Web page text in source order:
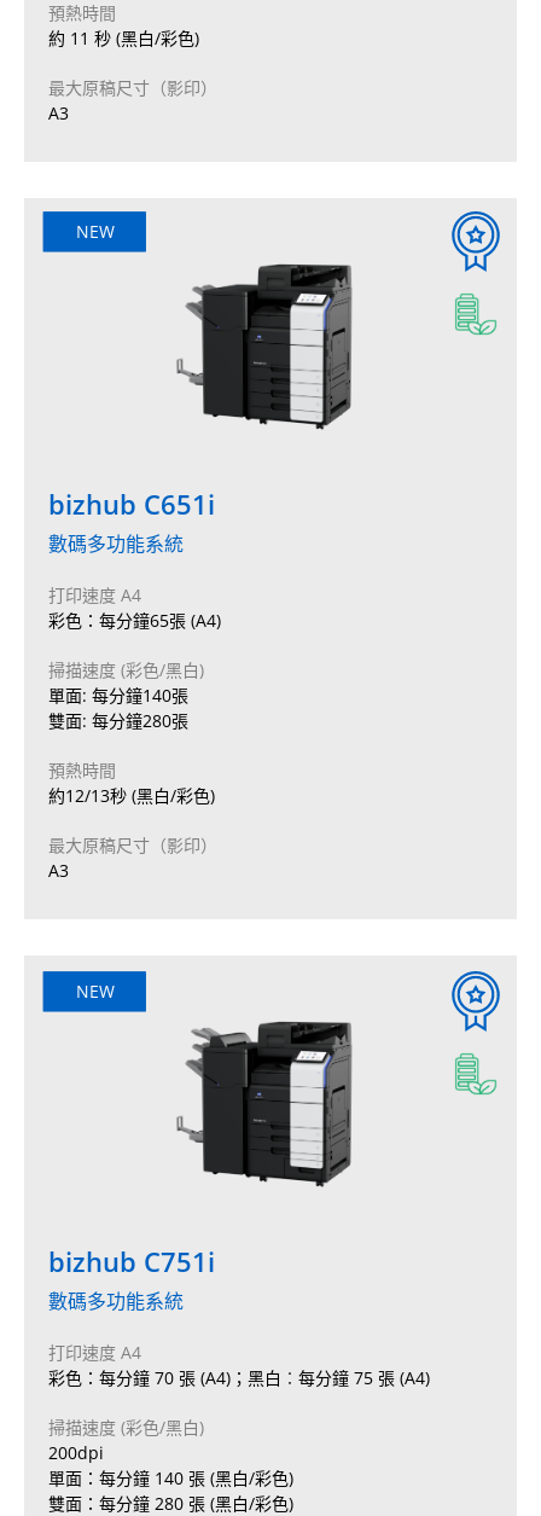
預熱時間
約 11 秒 (黑白/彩色)
最大原稿尺寸（影印）
A3
NEW
bizhub C651i
數碼多功能系統
打印速度 A4
彩色：每分鐘65張 (A4)
掃描速度 (彩色/黑白)
單面: 每分鐘140張
雙面: 每分鐘280張
預熱時間
約12/13秒 (黑白/彩色)
最大原稿尺寸（影印）
A3
NEW
bizhub C751i
數碼多功能系統
打印速度 A4
彩色：每分鐘 70 張 (A4)；黑白︰每分鐘 75 張 (A4)
掃描速度 (彩色/黑白)
200dpi
單面：每分鐘 140 張 (黑白/彩色)
雙面：每分鐘 280 張 (黑白/彩色)